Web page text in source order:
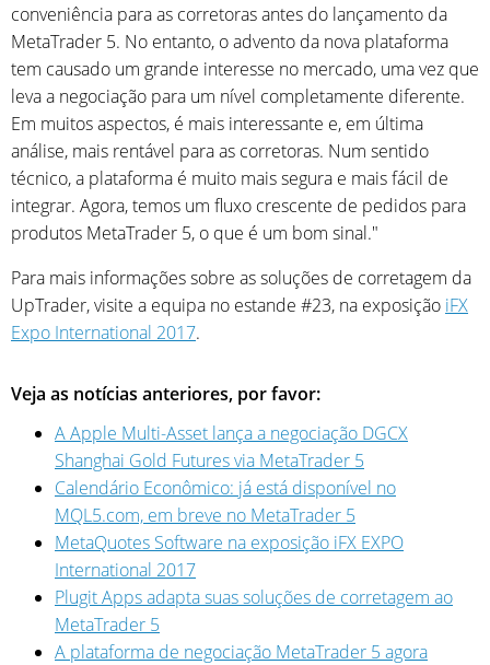
conveniência para as corretoras antes do lançamento da
МetaТrader 5. No entanto, o advento da nova plataforma
tem causado um grande interesse no mercado, uma vez que
leva a negociação para um nível completamente diferente.
Em muitos aspectos, é mais interessante e, em última
análise, mais rentável para as corretoras. Num sentido
técnico, a plataforma é muito mais segura e mais fácil de
integrar. Agora, temos um fluxo crescente de pedidos para
produtos MetaTrader 5, o que é um bom sinal."
Para mais informações sobre as soluções de corretagem da
UpTrader, visite a equipa no estande #23, na exposição iFX
Expo International 2017.
Veja as notícias anteriores, por favor:
A Apple Multi-Asset lança a negociação DGCX
Shanghai Gold Futures via MetaTrader 5
Calendário Econômico: já está disponível no
MQL5.com, em breve no MetaTrader 5
MetaQuotes Software na exposição iFX EXPO
International 2017
Plugit Apps adapta suas soluções de corretagem ao
MetaTrader 5
A plataforma de negociação MetaTrader 5 agora